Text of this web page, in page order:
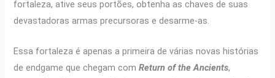
fortaleza, ative seus portões, obtenha as chaves de suas
devastadoras armas precursoras e desarme-as.
Essa fortaleza é apenas a primeira de várias novas histórias
de endgame que chegam comReturn of the Ancients,